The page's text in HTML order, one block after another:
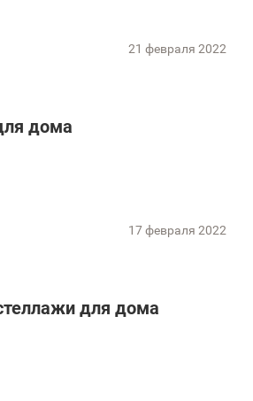
21 февраля 2022
дома
17 февраля 2022
для дома